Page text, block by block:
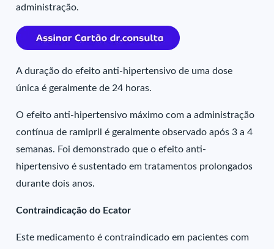
administração.
A duração do efeito anti-hipertensivo de uma dose
única é geralmente de 24 horas.
O efeito anti-hipertensivo máximo com a administração
contínua de ramipril é geralmente observado após 3 a 4
semanas. Foi demonstrado que o efeito anti-
hipertensivo é sustentado em tratamentos prolongados
durante dois anos.
Contraindicação do Ecator
Este medicamento é contraindicado em pacientes com